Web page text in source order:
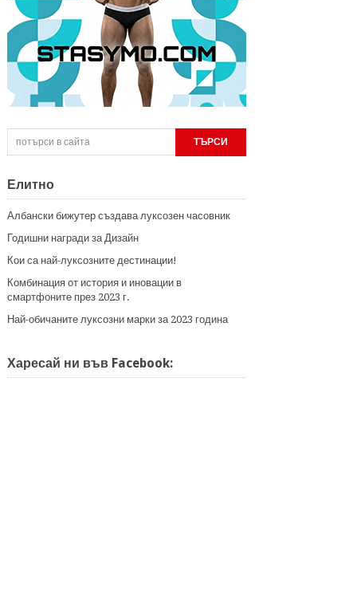
Елитно
Албански бижутер създава луксозен часовник
Годишни награди за Дизайн
Кои са най-луксозните дестинации!
Комбинация от история и иновации в
смартфоните през 2023 г.
Най-обичаните луксозни марки за 2023 година
Харесай ни във Facebook: